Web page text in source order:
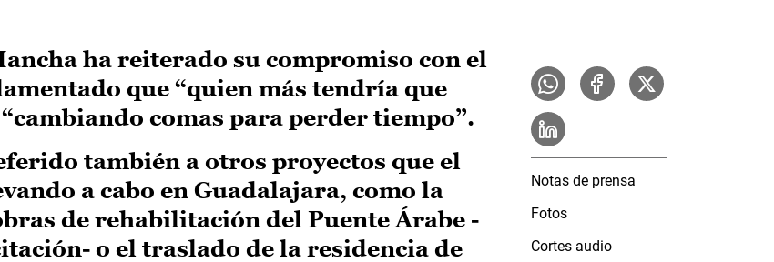
ha reiterado su compromiso con el
que “quien más tendría que
comas para perder tiempo”.
también a otros proyectos que el
a cabo en Guadalajara, como la
de rehabilitación del Puente Árabe -
o el traslado de la residencia de
Notas de prensa
Fotos
Cortes audio